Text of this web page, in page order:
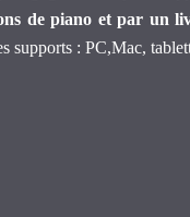
de piano et par un
supports : PC,Mac,